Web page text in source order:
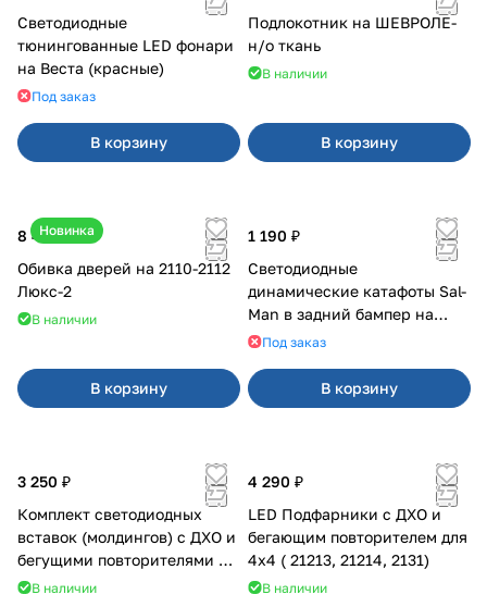
Светодиодные
тюнингованные LED фонари
на Веста (красные)
Под заказ
В корзину
Подлокотник на ШЕВРОЛЕ-
н/о ткань
В наличии
В корзину
Новинка
8 400 ₽
Обивка дверей на 2110-2112
Люкс-2
В наличии
В корзину
1 190 ₽
Светодиодные
динамические катафоты Sal-
Man в задний бампер на
Приора 2
Под заказ
В корзину
3 250 ₽
Комплект светодиодных
вставок (молдингов) с ДХО и
бегущими повторителями на
Веста
В наличии
4 290 ₽
LED Подфарники с ДХО и
бегающим повторителем для
4x4 ( 21213, 21214, 2131)
В наличии